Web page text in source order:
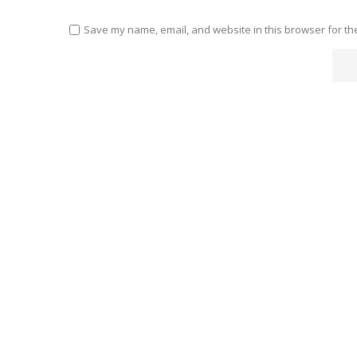
Save my name, email, and website in this browser for